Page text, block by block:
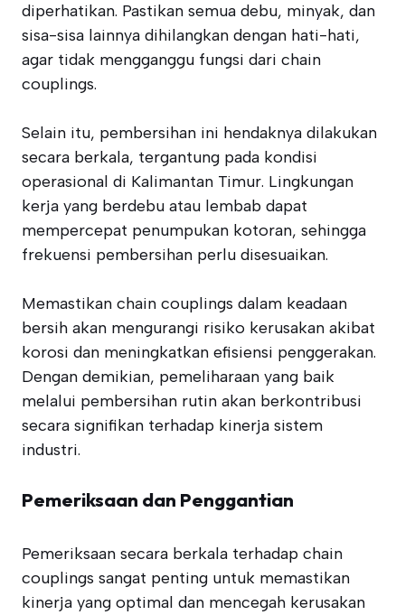
diperhatikan. Pastikan semua debu, minyak, dan
sisa-sisa lainnya dihilangkan dengan hati-hati,
agar tidak mengganggu fungsi dari chain
couplings.
Selain itu, pembersihan ini hendaknya dilakukan
secara berkala, tergantung pada kondisi
operasional di Kalimantan Timur. Lingkungan
kerja yang berdebu atau lembab dapat
mempercepat penumpukan kotoran, sehingga
frekuensi pembersihan perlu disesuaikan.
Memastikan chain couplings dalam keadaan
bersih akan mengurangi risiko kerusakan akibat
korosi dan meningkatkan efisiensi penggerakan.
Dengan demikian, pemeliharaan yang baik
melalui pembersihan rutin akan berkontribusi
secara signifikan terhadap kinerja sistem
industri.
Pemeriksaan dan Penggantian
Pemeriksaan secara berkala terhadap chain
couplings sangat penting untuk memastikan
kinerja yang optimal dan mencegah kerusakan